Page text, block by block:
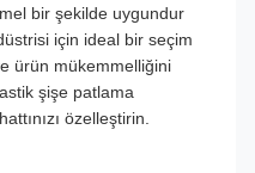
bir şekilde uygundur
için ideal bir seçim
ürün mükemmelliğini
şişe patlama
özelleştirin.